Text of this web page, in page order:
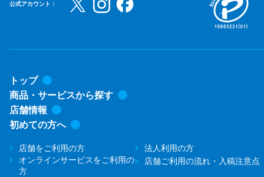
公式アカウント：
トップ
商品・サービスから探す
店舗情報
初めての方へ
店舗をご利用の方
法人利用の方
オンラインサービスをご利用の
方
店舗ご利用の流れ・入稿注意点